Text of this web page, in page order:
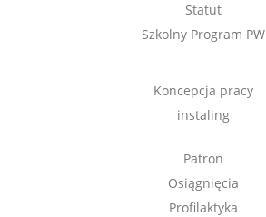
Statut
Szkolny Program PW
Koncepcja pracy
instaling
Patron
Osiągnięcia
Profilaktyka